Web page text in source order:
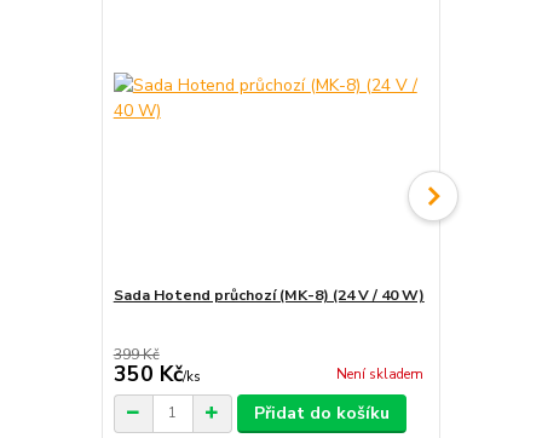
Sada Hotend průchozí (MK-8) (24 V / 40 W)
399 Kč
350 Kč/ks Není skladem
Přidat do košíku